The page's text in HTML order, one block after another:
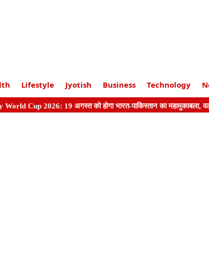
Lifestyle Jyotish Business Technology